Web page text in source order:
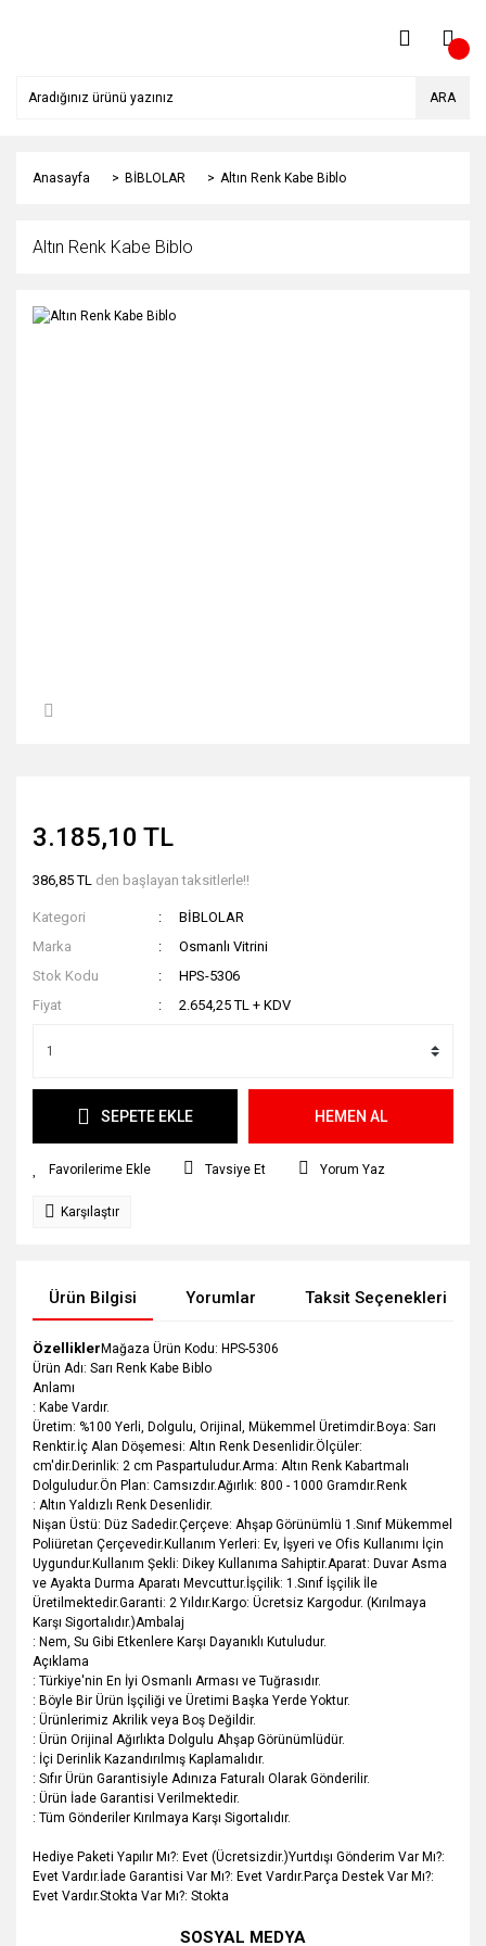
ARA
Anasayfa BİBLOLAR Altın Renk Kabe Biblo
Altın Renk Kabe Biblo
3.185,10 TL
386,85 TL den başlayan taksitlerle!!
Kategori
BİBLOLAR
Marka
Osmanlı Vitrini
Stok Kodu
HPS-5306
Fiyat
2.654,25 TL + KDV
SEPETE EKLE HEMEN AL
Tavsiye Et Yorum Yaz
Karşılaştır
Ürün Bilgisi Yorumlar Taksit Seçenekleri
Özellikler Mağaza Ürün Kodu: HPS-5306
Ürün Adı: Sarı Renk Kabe Biblo
Anlamı
: Kabe Vardır.
Üretim: %100 Yerli, Dolgulu, Orijinal, Mükemmel Üretimdir.Boya: Sarı
Renktir.İç Alan Döşemesi: Altın Renk Desenlidir.Ölçüler:
cm'dir.Derinlik: 2 cm Paspartuludur.Arma: Altın Renk Kabartmalı
Dolguludur.Ön Plan: Camsızdır.Ağırlık: 800 - 1000 Gramdır.Renk
: Altın Yaldızlı Renk Desenlidir.
Nişan Üstü: Düz Sadedir.Çerçeve: Ahşap Görünümlü 1.Sınıf Mükemmel
Poliüretan Çerçevedir.Kullanım Yerleri: Ev, İşyeri ve Ofis Kullanımı İçin
Uygundur.Kullanım Şekli: Dikey Kullanıma Sahiptir.Aparat: Duvar Asma
ve Ayakta Durma Aparatı Mevcuttur.İşçilik: 1.Sınıf İşçilik İle
Üretilmektedir.Garanti: 2 Yıldır. Kargo: Ücretsiz Kargodur. (Kırılmaya
Karşı Sigortalıdır.)Ambalaj
: Nem, Su Gibi Etkenlere Karşı Dayanıklı Kutuludur.
Açıklama
: Türkiye'nin En İyi Osmanlı Arması ve Tuğrasıdır.
: Böyle Bir Ürün İşçiliği ve Üretimi Başka Yerde Yoktur.
: Ürünlerimiz Akrilik veya Boş Değildir.
: Ürün Orijinal Ağırlıkta Dolgulu Ahşap Görünümlüdür.
: İçi Derinlik Kazandırılmış Kaplamalıdır.
: Sıfır Ürün Garantisiyle Adınıza Faturalı Olarak Gönderilir.
: Ürün İade Garantisi Verilmektedir.
: Tüm Gönderiler Kırılmaya Karşı Sigortalıdır.
Hediye Paketi Yapılır Mı?: Evet (Ücretsizdir.)Yurtdışı Gönderim Var Mı?:
Evet Vardır.İade Garantisi Var Mı?: Evet Vardır.Parça Destek Var Mı?:
Evet Vardır.Stokta Var Mı?: Stokta
Bu ürünün fiyat bilgisi, resim, ürün açıklamalarında ve diğer
SOSYAL MEDYA